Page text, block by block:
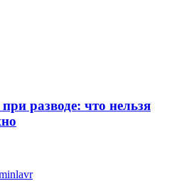
разводе: что нельзя